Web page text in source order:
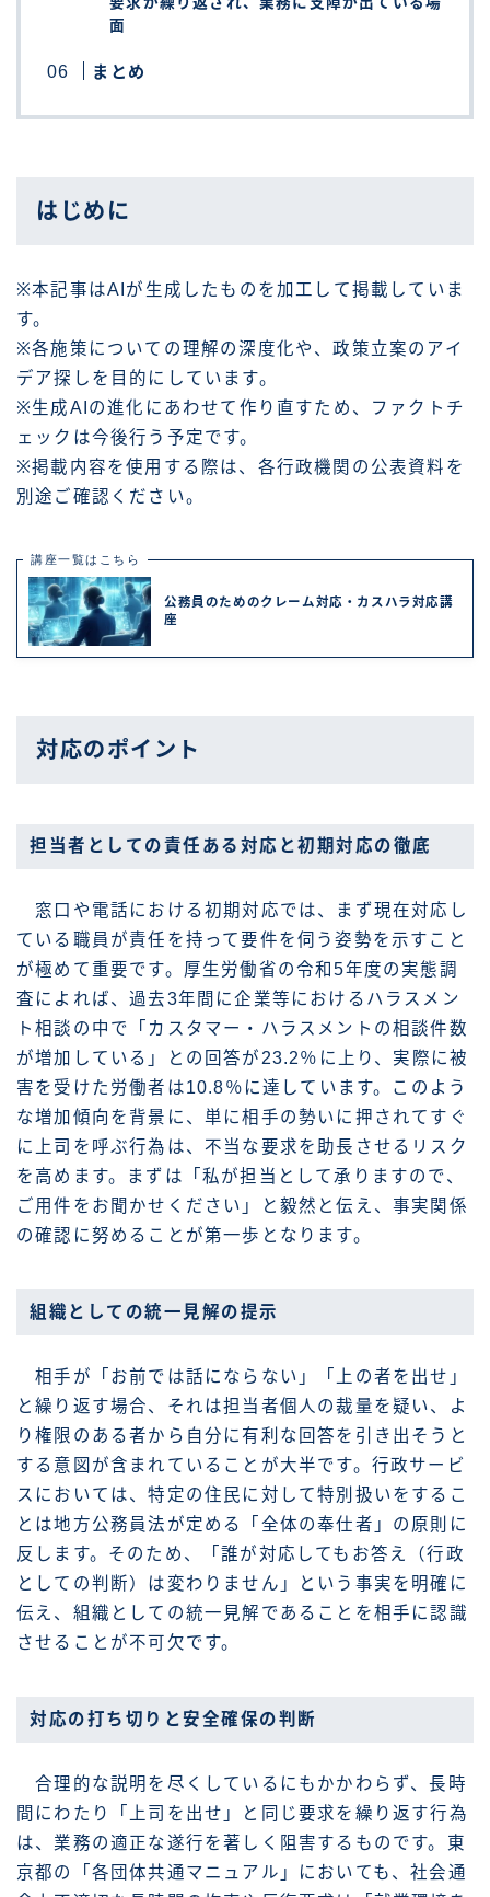
面
まとめ
はじめに
※本記事はAIが生成したものを加工して掲載していま
す。
※各施策についての理解の深度化や、政策立案のアイ
デア探しを目的にしています。
※生成AIの進化にあわせて作り直すため、ファクトチ
ェックは今後行う予定です。
※掲載内容を使用する際は、各行政機関の公表資料を
別途ご確認ください。
講座一覧はこちら
公務員のためのクレーム対応・カスハラ対応講
座
対応のポイント
担当者としての責任ある対応と初期対応の徹底
窓口や電話における初期対応では、まず現在対応し
ている職員が責任を持って要件を伺う姿勢を示すこと
が極めて重要です。厚生労働省の令和5年度の実態調
査によれば、過去3年間に企業等におけるハラスメン
ト相談の中で「カスタマー・ハラスメントの相談件数
が増加している」との回答が23.2％に上り、実際に被
害を受けた労働者は10.8％に達しています。このよう
な増加傾向を背景に、単に相手の勢いに押されてすぐ
に上司を呼ぶ行為は、不当な要求を助長させるリスク
を高めます。まずは「私が担当として承りますので、
ご用件をお聞かせください」と毅然と伝え、事実関係
の確認に努めることが第一歩となります。
組織としての統一見解の提示
相手が「お前では話にならない」「上の者を出せ」
と繰り返す場合、それは担当者個人の裁量を疑い、よ
り権限のある者から自分に有利な回答を引き出そうと
する意図が含まれていることが大半です。行政サービ
スにおいては、特定の住民に対して特別扱いをするこ
とは地方公務員法が定める「全体の奉仕者」の原則に
反します。そのため、「誰が対応してもお答え（行政
としての判断）は変わりません」という事実を明確に
伝え、組織としての統一見解であることを相手に認識
させることが不可欠です。
対応の打ち切りと安全確保の判断
合理的な説明を尽くしているにもかかわらず、長時
間にわたり「上司を出せ」と同じ要求を繰り返す行為
は、業務の適正な遂行を著しく阻害するものです。東
京都の「各団体共通マニュアル」においても、社会通